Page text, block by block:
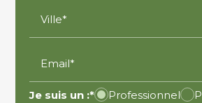
Ville*
Email*
Je suis un :* Professionnel